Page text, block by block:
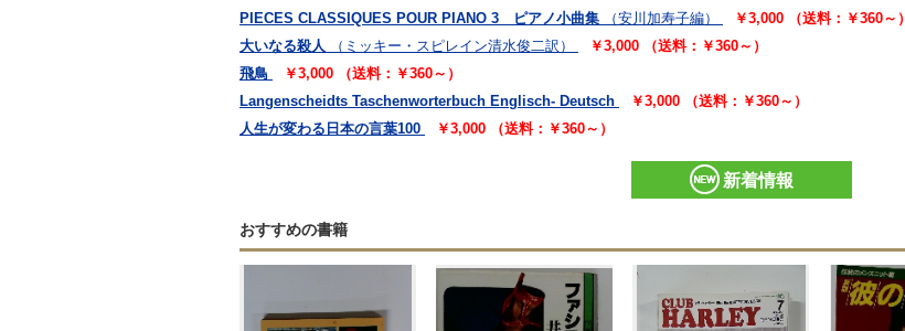
PIECES CLASSIQUES POUR PIANO 3 ピアノ小曲集
（安川加寿子編）
￥3,000 （送料：￥360～）
大いなる殺人
（ミッキー・スピレイン清水俊二訳）
￥3,000 （送料：￥360～）
飛鳥
￥3,000 （送料：￥360～）
Langenscheidts Taschenworterbuch Englisch- Deutsch
￥3,000 （送料：￥360～）
人生が変わる日本の言葉100
￥3,000 （送料：￥360～）
新着情報
おすすめの書籍